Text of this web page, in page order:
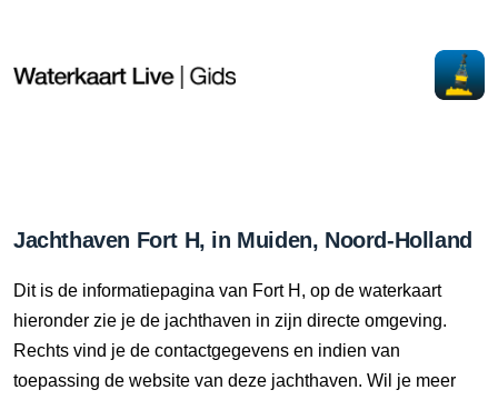
Jachthaven Fort H, in Muiden, Noord-Holland
Dit is de informatiepagina van Fort H, op de waterkaart
hieronder zie je de jachthaven in zijn directe omgeving.
Rechts vind je de contactgegevens en indien van
toepassing de website van deze jachthaven. Wil je meer